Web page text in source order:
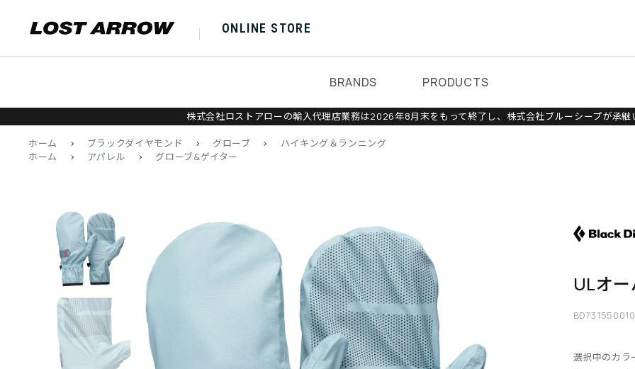
ONLINE STORE
BRANDS PRODUCTS
株式会社ロストアローの輸入代理店業務は2026年8月末をもって終了し、株式会社ブルーシープが承継
ホーム > ブラックダイヤモンド > グローブ >
ハイキング＆ランニング
ホーム
> アパレル > グローブ&ゲイター
ULオ
選択中のカラ